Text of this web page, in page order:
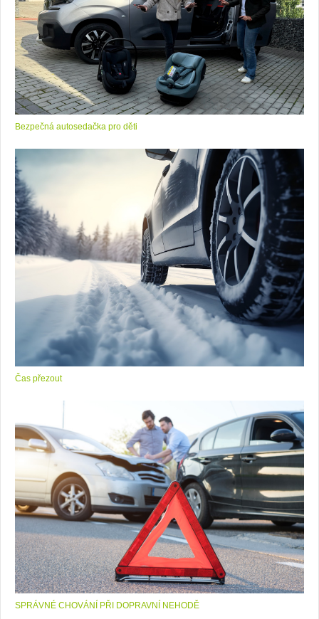
Bezpečná autosedačka pro děti
Čas přezout
SPRÁVNÉ CHOVÁNÍ PŘI DOPRAVNÍ NEHODĚ